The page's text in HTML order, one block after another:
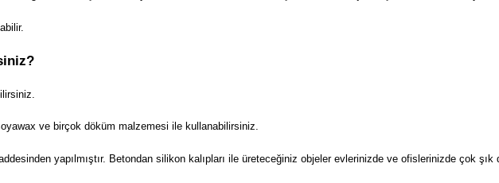
ve birçok döküm malzemesi ile kullanabilirsiniz.
yapılmıştır. Betondan silikon kalıpları ile üreteceğiniz objeler evlerinizde ve ofislerinizde çok